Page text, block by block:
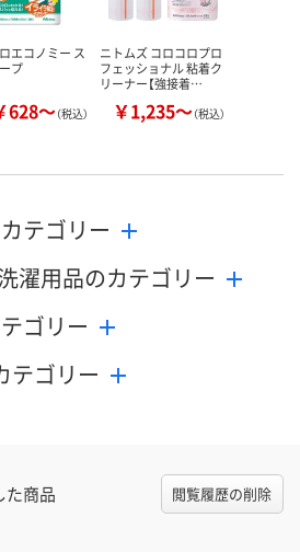
エコノミー ス
プ
628～（税込）
ニトムズ コロコロプロ
フェッショナル 粘着ク
リーナー【強接着…
￥1,235～（税込）
テゴリー
濯用品のカテゴリー
ゴリー
テゴリー
た商品 閲覧履歴の削除